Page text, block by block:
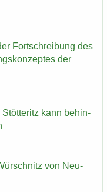
Fort­schrei­bung des
der
Stöt­teritz kann be­hin­
von Neu­